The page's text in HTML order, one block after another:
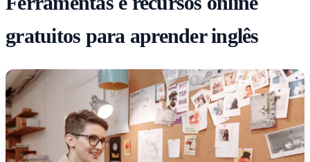
gratuitos para aprender inglês